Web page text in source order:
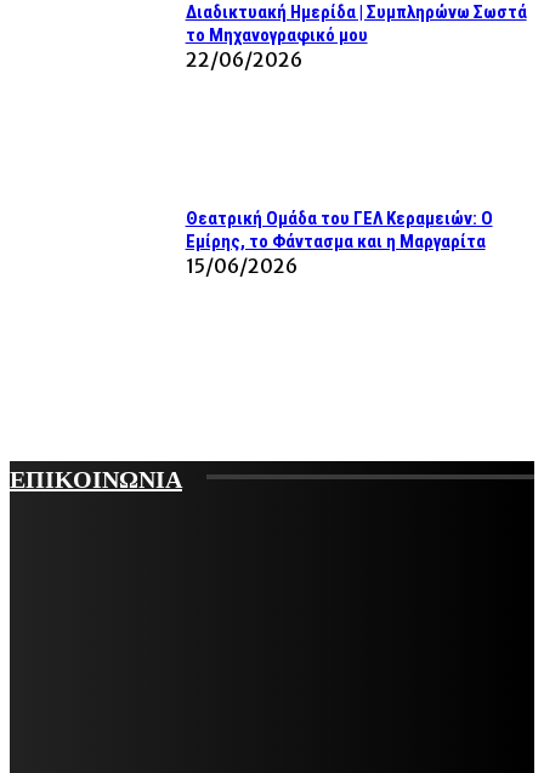
Διαδικτυακή Ημερίδα | Συμπληρώνω Σωστά
το Μηχανογραφικό μου
22/06/2026
Θεατρική Ομάδα του ΓΕΛ Κεραμειών: Ο
Εμίρης, το Φάντασμα και η Μαργαρίτα
15/06/2026
ΕΠΙΚΟΙΝΩΝΙΑ